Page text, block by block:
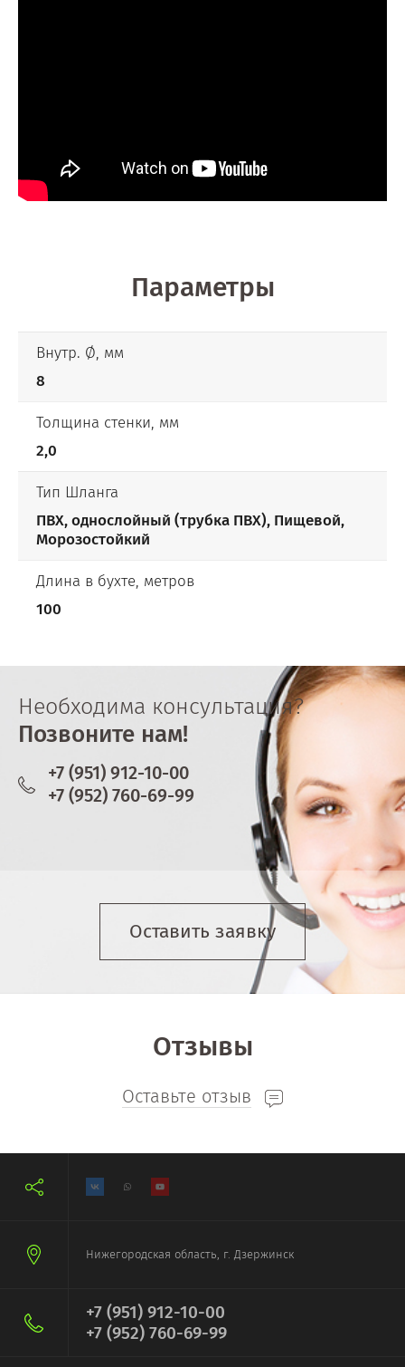
Параметры
Внутр. Ø, мм
8
Толщина стенки, мм
2,0
Тип Шланга
ПВХ, однослойный (трубка ПВХ), Пищевой,
Морозостойкий
Длина в бухте, метров
100
Необходима консультация?
Позвоните нам!
+7 (951) 912-10-00
+7 (952) 760-69-99
Оставить заявку
Отзывы
Оставьте отзыв
Нижегородская область, г. Дзержинск
+7 (951) 912-10-00
+7 (952) 760-69-99